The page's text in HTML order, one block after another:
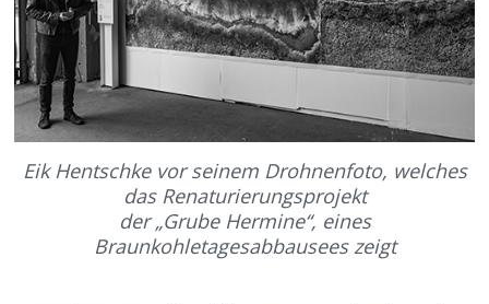
Eik Hentschke vor seinem Drohnenfoto, welches
das Renaturierungsprojekt
der „Grube Hermine“, eines
Braunkohletagesabbausees zeigt